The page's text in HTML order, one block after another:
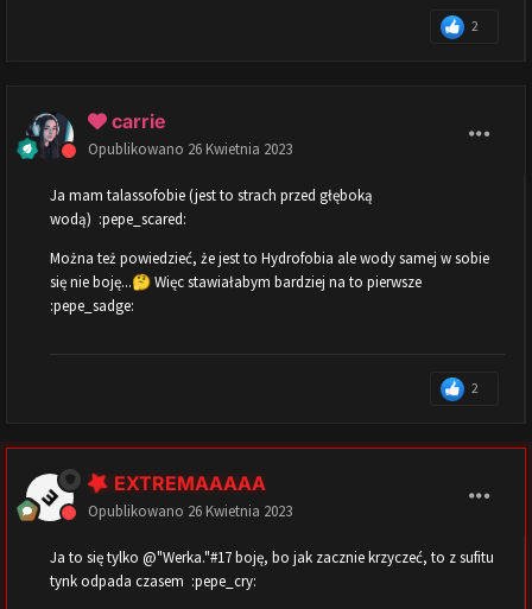
2
carrie
Opublikowano 26 Kwietnia 2023
Ja mam talassofobie (jest to strach przed głęboką
wodą) :pepe_scared:
Można też powiedzieć, że jest to Hydrofobia ale wody samej w sobie
się nie boję...🤔 Więc stawiałabym bardziej na to pierwsze
:pepe_sadge:
2
EXTREMAAAAA
Opublikowano 26 Kwietnia 2023
Ja to się tylko @"Werka."#17 boję, bo jak zacznie krzyczeć, to z sufitu
tynk odpada czasem :pepe_cry: